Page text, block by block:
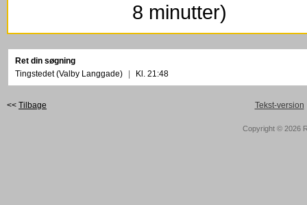
8 minutter)
Ret din søgning
Tingstedet (Valby Langgade)
Kl. 21:48
<< Tilbage Tekst-version
Copyright © 2026